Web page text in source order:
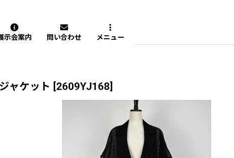
示会案内 問い合わせ メニュー
ャケット [2609YJ168]